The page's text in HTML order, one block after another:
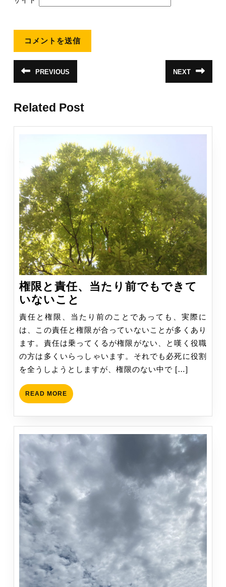
投
稿
ビ
ゲ
シ
ン
PREVIOUS
の
NEXT
の
Related Post
権限と責任、当たり前でもできて
いないこと
限
と
責
任、
当
た
で
も
で
き
い
な
と
責任と権限、当たり前のことであっても、実際に
は、この責任と権限が合っていないことが多くあり
ます。責任は乗ってくるが権限がない、と嘆く役職
の方は多くいらっしゃいます。それでも必死に役割
を全うしようとしますが、権限のない中で […]
READ MORE READ
MORE